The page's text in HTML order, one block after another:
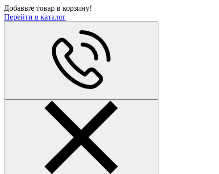
Добавьте товар в корзину!
Перейти в каталог